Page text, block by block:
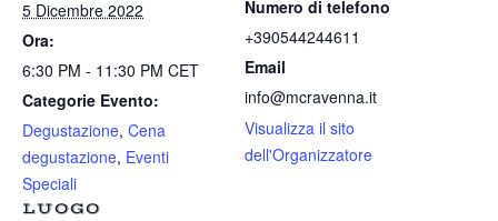
5 Dicembre 2022
Ora:
6:30 PM - 11:30 PM CET
Categorie Evento:
Degustazione, Cena
degustazione, Eventi
Speciali
LUOGO
Numero di telefono
+390544244611
Email
info@mcravenna.it
Visualizza il sito
dell'Organizzatore